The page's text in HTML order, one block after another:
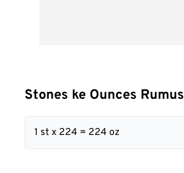
Stones ke Ounces Rumus
1 st x 224 = 224 oz